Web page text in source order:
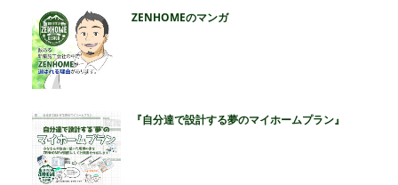
ZENHOMEのマンガ
『自分達で設計する夢のマイホームプラン』